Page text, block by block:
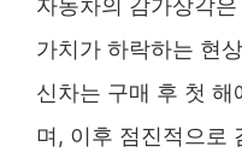
자동차의 감가상각
가치가 하락하는 현
신차는 구매 후 첫 해
며, 이후 점진적으로